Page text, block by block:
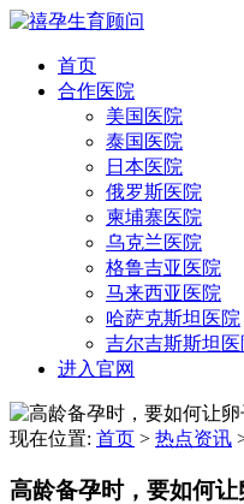
首页
合作医院
美国医院
泰国医院
日本医院
俄罗斯医院
柬埔寨医院
乌克兰医院
格鲁吉亚医院
马来西亚医院
哈萨克斯坦医院
吉尔吉斯斯坦医
进入官网
现在位置: 首页 > 热点资讯
高龄备孕时，要如何让